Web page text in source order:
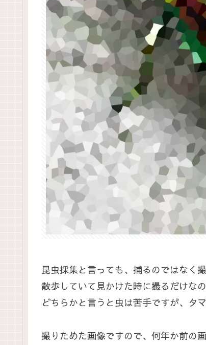
昆虫採集と言っても、捕るのではなく撮
散歩していて見かけた時に撮るだけな
どちらかと言うと虫は苦手ですが、タ
撮りためた画像ですので、何年か前の画